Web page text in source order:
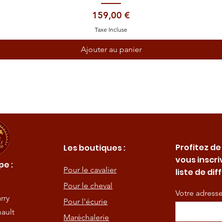
Prix
159,00 €
Taxe Incluse
Ajouter au panier
:
Les boutiques :
Pour le cavalier
Pour le cheval
Pour l'écurie
Maréchalerie
Profitez
vous
liste de
Votre